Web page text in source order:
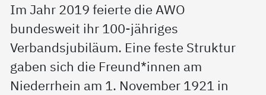
Im Jahr 2019 feierte die AWO
bundesweit ihr 100-jähriges
Verbandsjubiläum. Eine feste Struktur
gaben sich die Freund*innen am
Niederrhein am 1. November 1921 in